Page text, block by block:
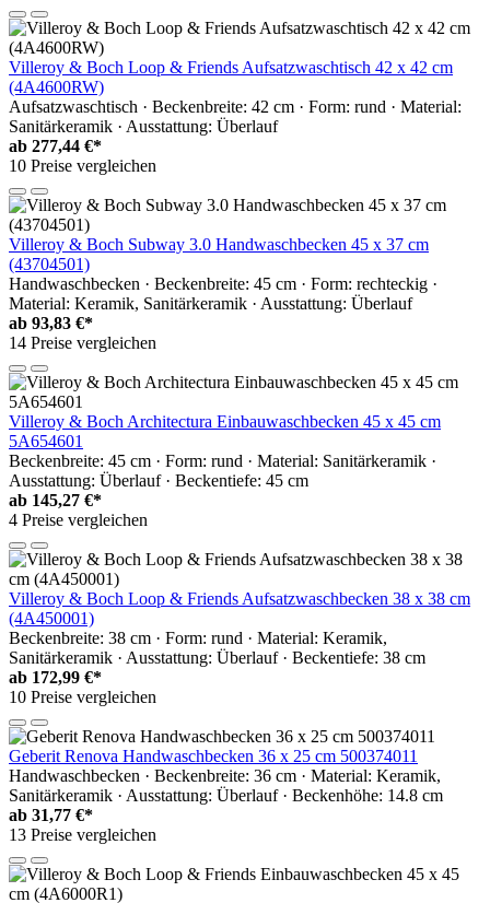
Villeroy & Boch Loop & Friends Aufsatzwaschtisch 42 x 42 cm
(4A4600RW)
Aufsatzwaschtisch · Beckenbreite: 42 cm · Form: rund · Material:
Sanitärkeramik · Ausstattung: Überlauf
ab 277,44 €*
10 Preise vergleichen
Villeroy & Boch Subway 3.0 Handwaschbecken 45 x 37 cm
(43704501)
Handwaschbecken · Beckenbreite: 45 cm · Form: rechteckig ·
Material: Keramik, Sanitärkeramik · Ausstattung: Überlauf
ab 93,83 €*
14 Preise vergleichen
Villeroy & Boch Architectura Einbauwaschbecken 45 x 45 cm
5A654601
Beckenbreite: 45 cm · Form: rund · Material: Sanitärkeramik ·
Ausstattung: Überlauf · Beckentiefe: 45 cm
ab 145,27 €*
4 Preise vergleichen
Villeroy & Boch Loop & Friends Aufsatzwaschbecken 38 x 38 cm
(4A450001)
Beckenbreite: 38 cm · Form: rund · Material: Keramik,
Sanitärkeramik · Ausstattung: Überlauf · Beckentiefe: 38 cm
ab 172,99 €*
10 Preise vergleichen
Geberit Renova Handwaschbecken 36 x 25 cm 500374011
Handwaschbecken · Beckenbreite: 36 cm · Material: Keramik,
Sanitärkeramik · Ausstattung: Überlauf · Beckenhöhe: 14.8 cm
ab 31,77 €*
13 Preise vergleichen